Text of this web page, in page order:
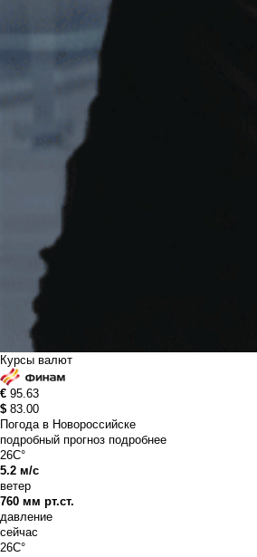
Курсы валют
€ 95.63
$ 83.00
Погода в Новороссийске
подробный прогноз подробнее
26C°
5.2 м/с
ветер
760 мм рт.ст.
давление
сейчас
26C°